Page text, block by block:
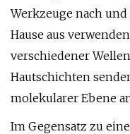
Werkzeuge nach
Hause aus
verschiedener
Hautschichten
molekularer Ebene
Im Gegensatz zu